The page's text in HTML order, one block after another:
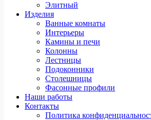
Элитный
Изделия
Ванные комнаты
Интерьеры
Камины и печи
Колонны
Лестницы
Подоконники
Столешницы
Фасонные профили
Наши работы
Контакты
Политика